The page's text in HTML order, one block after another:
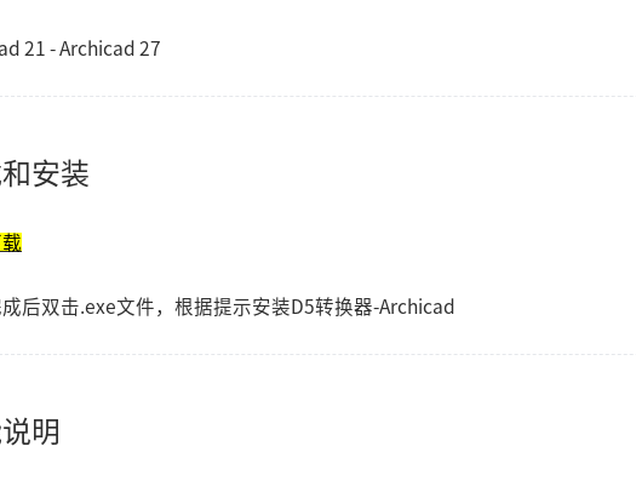
21 - Archicad 27
安装
后双击.exe文件，根据提示安装D5转换器-Archicad
明